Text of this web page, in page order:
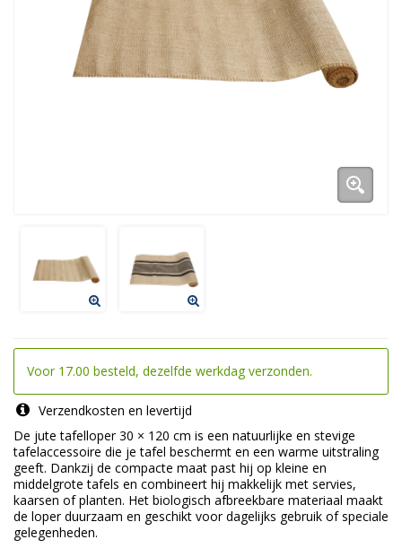
Voor 17.00 besteld, dezelfde werkdag verzonden.
Verzendkosten en levertijd
De jute tafelloper 30 × 120 cm is een natuurlijke en stevige
tafelaccessoire die je tafel beschermt en een warme uitstraling
geeft. Dankzij de compacte maat past hij op kleine en
middelgrote tafels en combineert hij makkelijk met servies,
kaarsen of planten. Het biologisch afbreekbare materiaal maakt
de loper duurzaam en geschikt voor dagelijks gebruik of speciale
gelegenheden.